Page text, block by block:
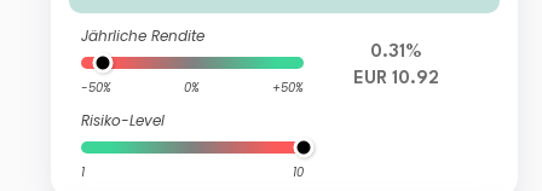
Jährliche Rendite
-50% 0% +50%
Risiko-Level
1 10
0.31%
EUR 10.92